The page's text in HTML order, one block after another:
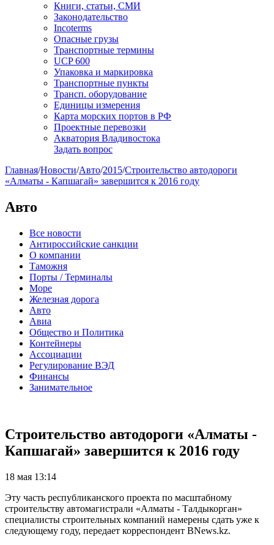
Книги, статьи, СМИ
Законодательство
Incoterms
Опасные грузы
Транспортные термины
UCP 600
Упаковка и маркировка
Транспортные пункты
Трансп. оборудование
Единицы измерения
Карта морских портов в РФ
Проектные перевозки
Акватория Владивостока
Задать вопрос
Главная/Новости/Авто/2015/Строительство автодороги
«Алматы - Капшагай» завершится к 2016 году
Авто
Все новости
Антироссийские санкции
О компании
Таможня
Порты / Терминалы
Море
Железная дорога
Авто
Авиа
Общество и Политика
Контейнеры
Ассоциации
Регулирование ВЭД
Финансы
Занимательное
Строительство автодороги «Алматы -
Капшагай» завершится к 2016 году
18 мая 13:14
Эту часть республиканского проекта по масштабному
строительству автомагистрали «Алматы - Талдыкорган»
специалисты строительных компаний намерены сдать уже к
следующему году, передает корреспондент BNews.kz.